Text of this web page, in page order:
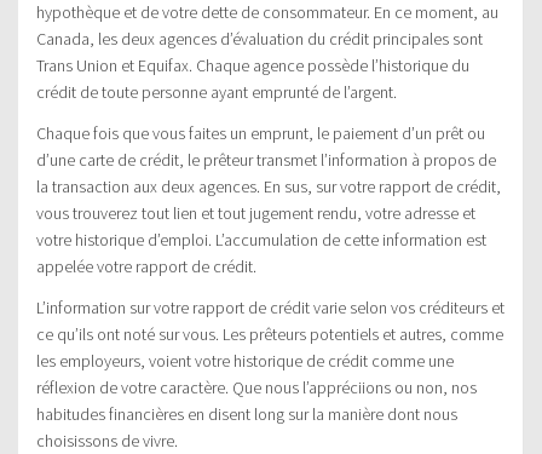
hypothèque et de votre dette de consommateur. En ce moment, au
Canada, les deux agences d’évaluation du crédit principales sont
Trans Union et Equifax. Chaque agence possède l’historique du
crédit de toute personne ayant emprunté de l’argent.
Chaque fois que vous faites un emprunt, le paiement d’un prêt ou
d’une carte de crédit, le prêteur transmet l’information à propos de
la transaction aux deux agences. En sus, sur votre rapport de crédit,
vous trouverez tout lien et tout jugement rendu, votre adresse et
votre historique d’emploi. L’accumulation de cette information est
appelée votre rapport de crédit.
L’information sur votre rapport de crédit varie selon vos créditeurs et
ce qu’ils ont noté sur vous. Les prêteurs potentiels et autres, comme
les employeurs, voient votre historique de crédit comme une
réflexion de votre caractère. Que nous l’appréciions ou non, nos
habitudes financières en disent long sur la manière dont nous
choisissons de vivre.